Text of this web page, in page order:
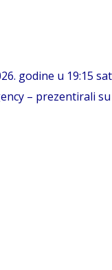
godine u 19:15
– prezentirali